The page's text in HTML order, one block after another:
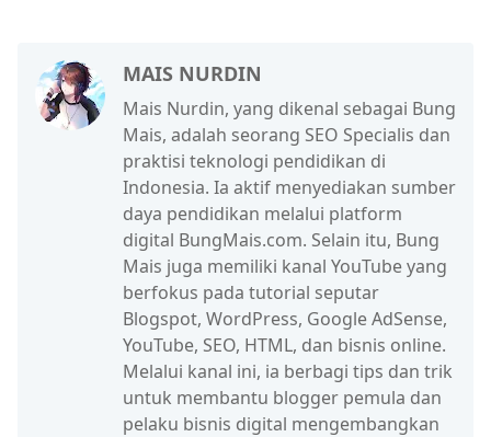
MAIS NURDIN
Mais Nurdin, yang dikenal sebagai Bung
Mais, adalah seorang SEO Specialis dan
praktisi teknologi pendidikan di
Indonesia. Ia aktif menyediakan sumber
daya pendidikan melalui platform
digital BungMais.com. Selain itu, Bung
Mais juga memiliki kanal YouTube yang
berfokus pada tutorial seputar
Blogspot, WordPress, Google AdSense,
YouTube, SEO, HTML, dan bisnis online.
Melalui kanal ini, ia berbagi tips dan trik
untuk membantu blogger pemula dan
pelaku bisnis digital mengembangkan